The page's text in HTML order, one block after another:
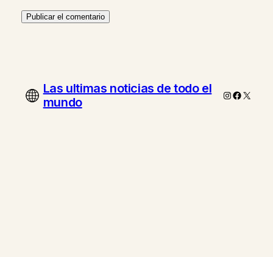
Las ultimas noticias de todo el
mundo
Instagram
X